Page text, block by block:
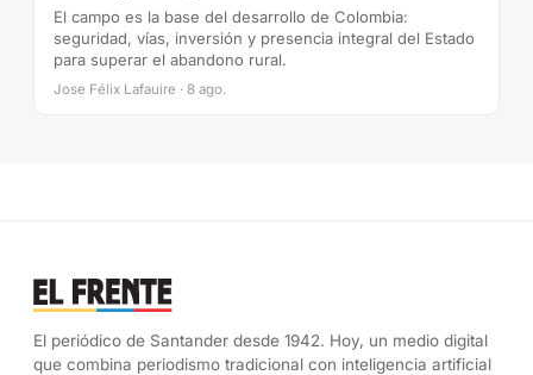
El campo es la base del desarrollo de Colombia:
seguridad, vías, inversión y presencia integral del Estado
para superar el abandono rural.
Jose Félix Lafauire · 8 ago.
El periódico de Santander desde 1942. Hoy, un medio digital
que combina periodismo tradicional con inteligencia artificial